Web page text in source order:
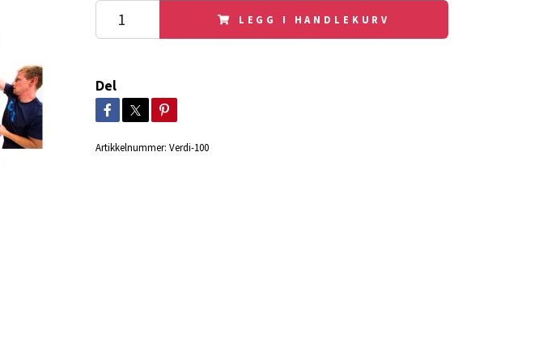
LEGG I HANDLEKURV
Del
Artikkelnummer: Verdi-100